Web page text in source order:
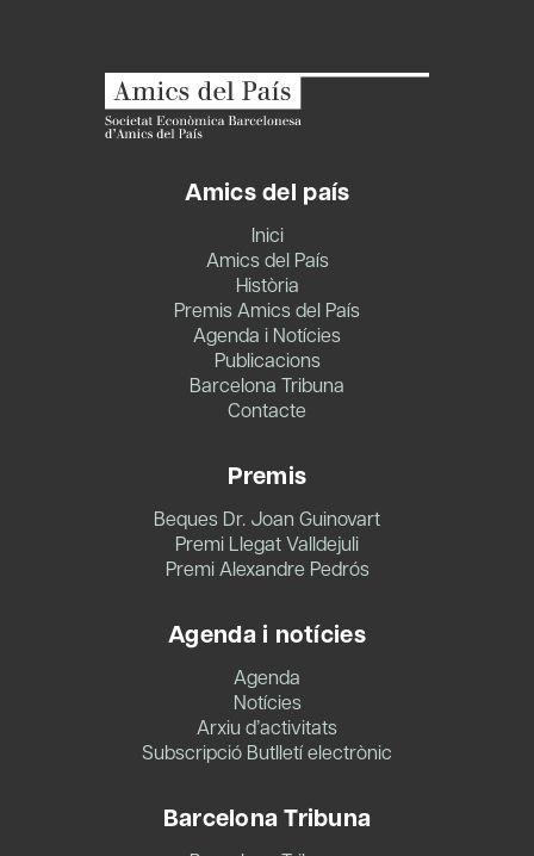
Amics del país
Inici
Amics del País
Història
Premis Amics del País
Agenda i Notícies
Publicacions
Barcelona Tribuna
Contacte
Premis
Beques Dr. Joan Guinovart
Premi Llegat Valldejuli
Premi Alexandre Pedrós
Agenda i notícies
Agenda
Notícies
Arxiu d’activitats
Subscripció Butlletí electrònic
Barcelona Tribuna